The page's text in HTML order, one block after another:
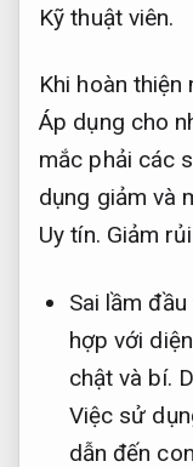
Kỹ thuật viên.
Khi hoàn
Áp dụng cho
mắc phải các
dụng giảm và
Uy tín. Giảm
Sai lầm
hợp với
chật và bí.
Việc sử
dẫn đến